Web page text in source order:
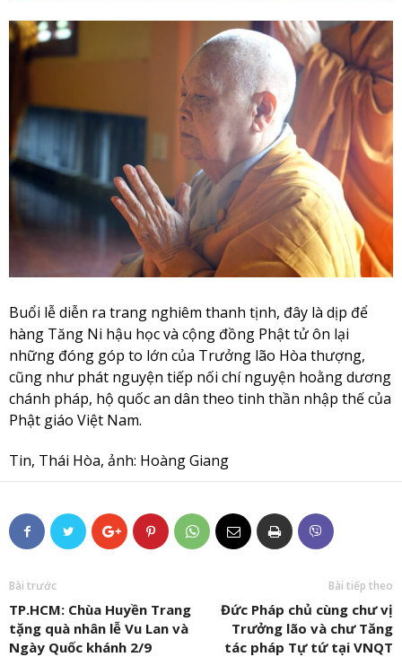
Buổi lễ diễn ra trang nghiêm thanh tịnh, đây là dịp để
hàng Tăng Ni hậu học và cộng đồng Phật tử ôn lại
những đóng góp to lớn của Trưởng lão Hòa thượng,
cũng như phát nguyện tiếp nối chí nguyện hoằng dương
chánh pháp, hộ quốc an dân theo tinh thần nhập thế của
Phật giáo Việt Nam.
Tin, Thái Hòa, ảnh: Hoàng Giang
Bài trước
TP.HCM: Chùa Huyền Trang
tặng quà nhân lễ Vu Lan và
Ngày Quốc khánh 2/9
Bài tiếp theo
Đức Pháp chủ cùng chư vị
Trưởng lão và chư Tăng
tác pháp Tự tứ tại VNQT